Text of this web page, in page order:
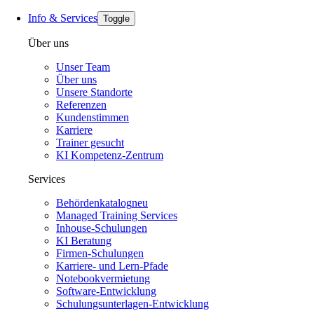
Info & Services Toggle
Über uns
Unser Team
Über uns
Unsere Standorte
Referenzen
Kundenstimmen
Karriere
Trainer gesucht
KI Kompetenz-Zentrum
Services
Behördenkatalogneu
Managed Training Services
Inhouse-Schulungen
KI Beratung
Firmen-Schulungen
Karriere- und Lern-Pfade
Notebookvermietung
Software-Entwicklung
Schulungsunterlagen-Entwicklung